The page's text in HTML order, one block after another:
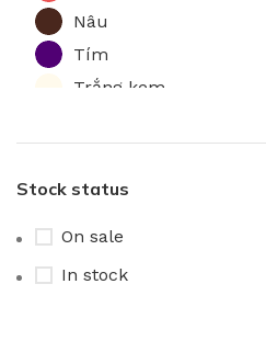
Nâu
Tím
Trắng kem
Xanh biển
Xanh rêu
Stock status
On sale
In stock